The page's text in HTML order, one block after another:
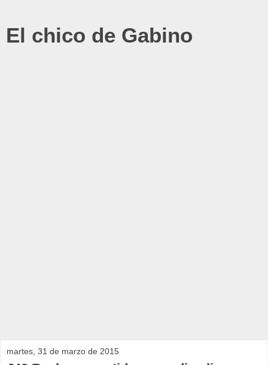
El chico de Gabino
martes, 31 de marzo de 2015